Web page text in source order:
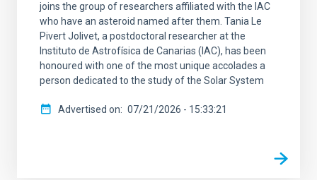
joins the group of researchers affiliated with the IAC
who have an asteroid named after them. Tania Le
Pivert Jolivet, a postdoctoral researcher at the
Instituto de Astrofísica de Canarias (IAC), has been
honoured with one of the most unique accolades a
person dedicated to the study of the Solar System
Advertised on 07/21/2026 - 15:33:21